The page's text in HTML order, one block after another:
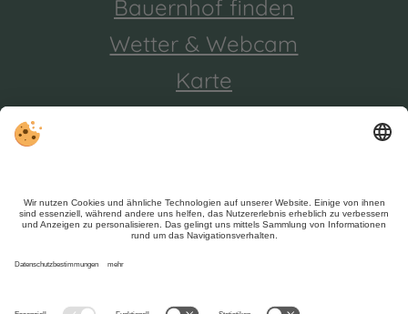
Bauernhof finden
Wetter & Webcam
Karte
Trotz genauer Arbeit und ständigem Aktualisieren der
Gewähr für die Richtigkeit und Vollständigkeit aller